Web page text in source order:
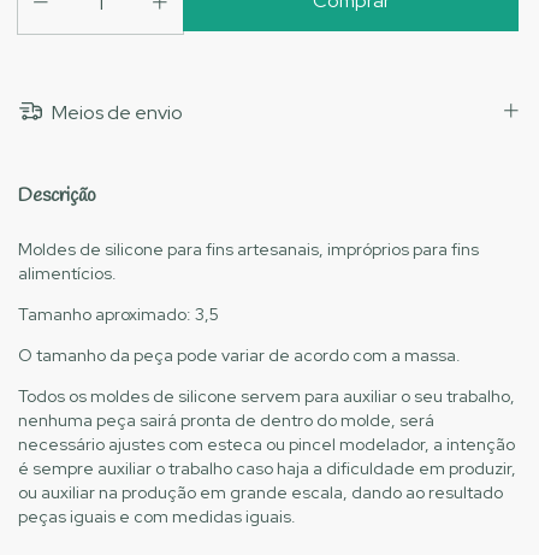
Meios de envio
Descrição
Moldes de silicone para fins artesanais, impróprios para fins
alimentícios.
Tamanho aproximado: 3,5
O tamanho da peça pode variar de acordo com a massa.
Todos os moldes de silicone servem para auxiliar o seu trabalho,
nenhuma peça sairá pronta de dentro do molde, será
necessário ajustes com esteca ou pincel modelador, a intenção
é sempre auxiliar o trabalho caso haja a dificuldade em produzir,
ou auxiliar na produção em grande escala, dando ao resultado
peças iguais e com medidas iguais.